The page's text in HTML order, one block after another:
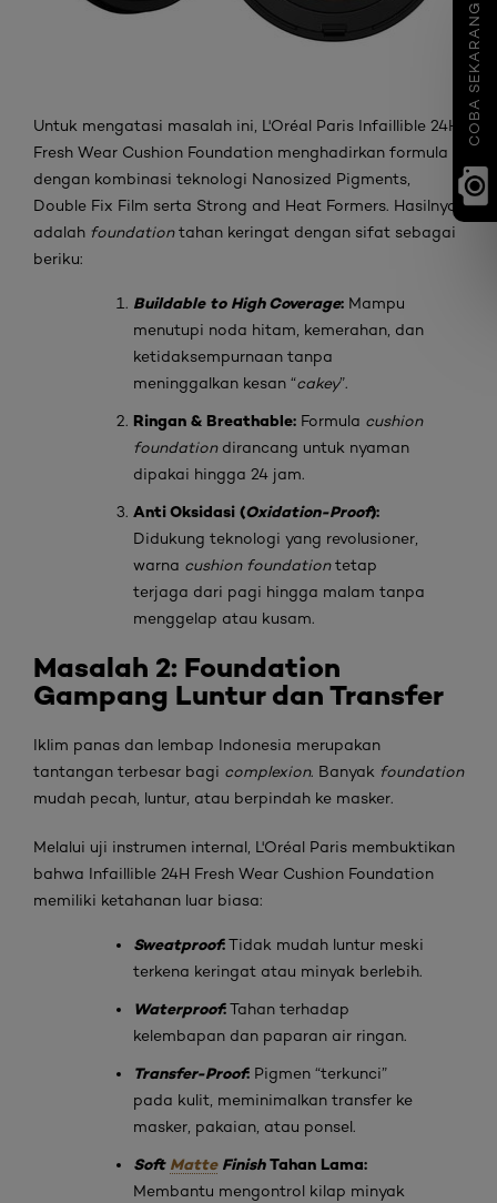
COBA SEKARANG
Untuk mengatasi masalah ini, L'Oréal Paris Infaillible 24H
Fresh Wear Cushion Foundation menghadirkan formula
dengan kombinasi teknologi Nanosized Pigments,
Double Fix Film serta Strong and Heat Formers. Hasilnya
adalah foundationtahan keringat dengan sifat sebagai
beriku:
Buildable to High Coverage: Mampu
menutupi noda hitam, kemerahan, dan
ketidaksempurnaan tanpa
meninggalkan kesan “cakey”.
Ringan & Breathable: Formula cushion
foundationdirancang untuk nyaman
dipakai hingga 24 jam.
Anti Oksidasi (Oxidation-Proof):
Didukung teknologi yang revolusioner,
warna cushion foundationtetap
terjaga dari pagi hingga malam tanpa
menggelap atau kusam.
Masalah 2: Foundation
Gampang Luntur dan Transfer
Iklim panas dan lembap Indonesia merupakan
tantangan terbesar bagi complexion. Banyak foundation
mudah pecah, luntur, atau berpindah ke masker.
Melalui uji instrumen internal, L'Oréal Paris membuktikan
bahwa Infaillible 24H Fresh Wear Cushion Foundation
memiliki ketahanan luar biasa:
Sweatproof:Tidak mudah luntur meski
terkena keringat atau minyak berlebih.
Waterproof:Tahan terhadap
kelembapan dan paparan air ringan.
Transfer-Proof: Pigmen “terkunci”
pada kulit, meminimalkan transfer ke
masker, pakaian, atau ponsel.
Soft MatteFinishTahan Lama:
Membantu mengontrol kilap minyak